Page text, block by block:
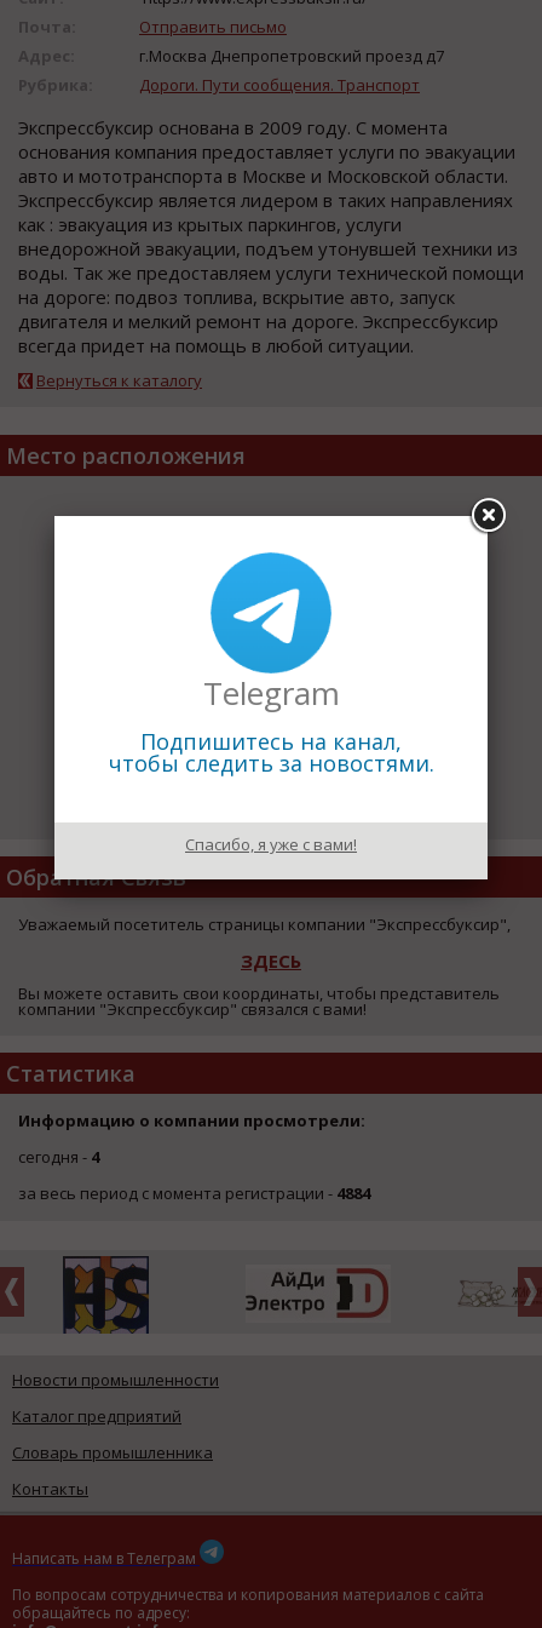
Почта:
Отправить письмо
Адрес:
г.Москва Днепропетровский проезд д7
Рубрика:
Дороги. Пути сообщения. Транспорт
Экспрессбуксир основана в 2009 году. С момента
основания компания предоставляет услуги по эвакуации
авто и мототранспорта в Москве и Московской области.
Экспрессбуксир является лидером в таких направлениях
как : эвакуация из крытых паркингов, услуги
внедорожной эвакуации, подъем утонувшей техники из
воды. Так же предоставляем услуги технической помощи
на дороге: подвоз топлива, вскрытие авто, запуск
двигателя и мелкий ремонт на дороге. Экспрессбуксир
всегда придет на помощь в любой ситуации.
Вернуться к каталогу
Место расположения
Обратная Связь
Уважаемый посетитель страницы компании "Экспрессбуксир",
ЗДЕСЬ
Вы можете оставить свои координаты, чтобы представитель
компании "Экспрессбуксир" связался с вами!
Статистика
Информацию о компании просмотрели:
сегодня - 4
за весь период с момента регистрации - 4884
Новости промышленности
Каталог предприятий
Словарь промышленника
Контакты
Написать нам в Телеграм
По вопросам сотрудничества и копирования материалов с сайта
обращайтесь по адресу:
Telegram
Подпишитесь на канал,
чтобы следить за новостями.
Спасибо, я уже с вами!